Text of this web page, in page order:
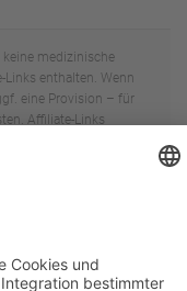
keine medizinische
Links enthalten. Wenn
eine Provision – für
Affiliate-Links
oder Bewertung der